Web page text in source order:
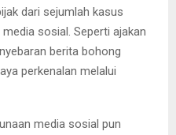
dari sejumlah kasus
sosial. Seperti ajakan
berita bohong
perkenalan melalui
media sosial pun